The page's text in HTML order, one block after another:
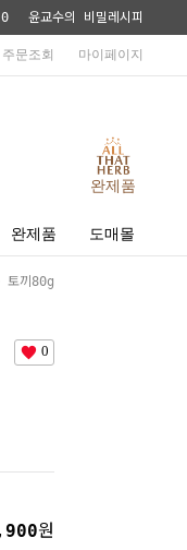
윤교수의 비밀레시피
주문조회 마이페이지
완제품
완제품 도매몰
토끼80g
0
원